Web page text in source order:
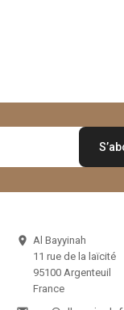
 Al Bayyinah
11 rue de la laïcité
95100 Argenteuil
France